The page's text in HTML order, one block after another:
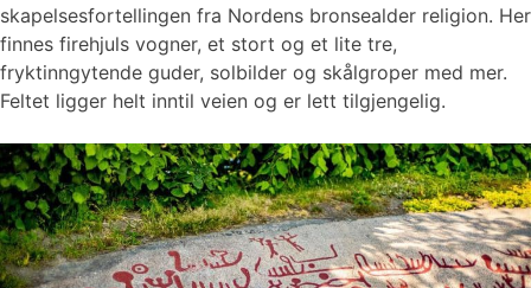
skapelsesfortellingen fra Nordens bronsealder religion. Her
finnes firehjuls vogner, et stort og et lite tre,
fryktinngytende guder, solbilder og skålgroper med mer.
Feltet ligger helt inntil veien og er lett tilgjengelig.